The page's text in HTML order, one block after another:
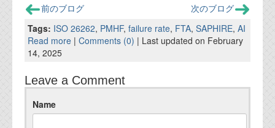
前のブログ
次のブログ
Tags: ISO 26262, PMHF, failure rate, FTA, SAPHIRE, AI
Read more | Comments (0) | Last updated on February
14, 2025
Leave a Comment
Name